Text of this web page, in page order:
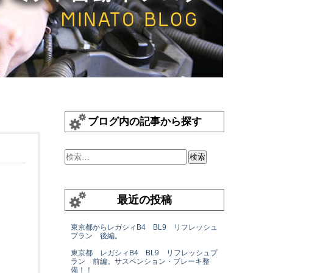
ブログ内の記事から探す
最近の投稿
東京都からレガシィB4 BL9 リフレッシュ
プラン 後編。
東京都 レガシィB4 BL9 リフレッシュプ
ラン 前編。サスペンション・ブレーキ整
備！！